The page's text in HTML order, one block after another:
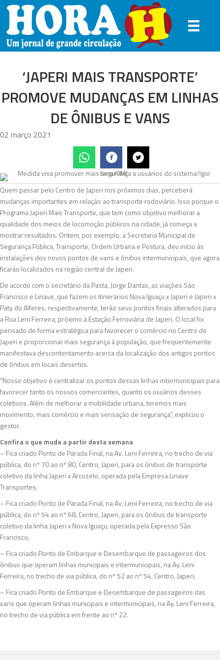
‘JAPERI MAIS TRANSPORTE’
PROMOVE MUDANÇAS EM LINHAS
DE ÔNIBUS E VANS
02 março 2021
Quem passar pelo Centro de Japeri nos próximos dias, perceberá
mudanças importantes em relação ao transporte rodoviário. Isso porque o
Programa Japeri Mais Transporte, que tem como objetivo melhorar a
qualidade dos meios de locomoção públicos na cidade, já começa a
mostrar resultados. Ontem, por exemplo, a Secretaria Municipal de
Segurança Pública, Transporte, Ordem Urbana e Postura, deu início às
instalações dos novos pontos de vans e ônibus intermunicipais, que agora
ficarão localizados na região central de Japeri.
De acordo com o secretário da Pasta, Jorge Dantas, as viações São
Francisco e Linave, que fazem os itinerários Nova Iguaçu x Japeri e Japeri x
Paty do Alferes, respectivamente, terão seus pontos finais alterados para
a Rua Leni Ferreira, próximo à Estação Ferroviária de Japeri. O local foi
pensado de forma estratégica para favorecer o comércio no Centro de
Japeri e proporcionar mais segurança à população, que frequentemente
manifestava descontentamento acerca da localização dos antigos pontos
de ônibus em locais desertos.
“Nosso objetivo é centralizar os pontos dessas linhas intermunicipais para
favorecer tanto os nossos comerciantes, quanto os usuários desses
coletivos. Além de melhorar a mobilidade urbana, teremos mais
movimento, mais comércio e mais sensação de segurança”, explicou o
gestor.
Confira o que muda a partir desta semana
– Fica criado Ponto de Parada Final, na Av. Leni Ferreira, no trecho de via
pública, do nº 70 ao nº 80, Centro, Japeri, para os ônibus de transporte
coletivo da linha Japeri x Arcozelo, operada pela Empresa Linave
Transportes;
– Fica criado Ponto de Parada Final, na Av. Leni Ferreira, no trecho de via
pública, do nº 54 ao nº 68, Centro, Japeri, para os ônibus de transporte
coletivo da linha Japeri x Nova Iguaçu, operada pela Expresso São
Francisco;
– Fica criado Ponto de Embarque e Desembarque de passageiros dos
ônibus que operam linhas municipais e intermunicipais, na Ay. Leni
Ferreira, no trecho de via pública, do nº 52 ao nº 54, Centro, Japeri;
– Fica criado Ponto de Embarque e Desembarque de passageiros das
vans que operam linhas municipais e intermunicipais, na Ay. Leni Ferreira,
no trecho de via pública em frente ao nº 22.